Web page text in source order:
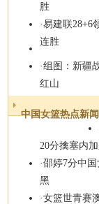
胜
·易建联28+6
连胜
·组图：新疆
红山
中国女篮热点新闻
20分擒塞内
·邵婷7分中国
黑
·女篮世青赛